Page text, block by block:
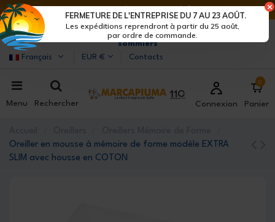
Marcapiuma| Fabricants de matelas, oreillers et
sommiers
Français
EUR € Contacts
Menu Rechercher Connexion
0
Panier
Oreiller en mousse à mémoire de forme modèle EXTRA
SLIM avec housse en COTON
Les expéditions reprendront à partir du 25 août,
par ordre de commande.
FERMETURE DE L'ENTREPRISE DU 7 AU 23 AOÛT.